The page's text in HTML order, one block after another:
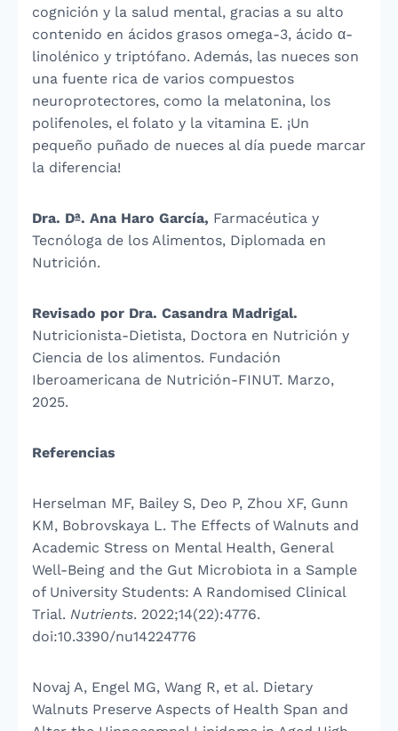
cognición y la salud mental, gracias a su alto
contenido en ácidos grasos omega-3, ácido α-
linolénico y triptófano. Además, las nueces son
una fuente rica de varios compuestos
neuroprotectores, como la melatonina, los
polifenoles, el folato y la vitamina E. ¡Un
pequeño puñado de nueces al día puede marcar
la diferencia!
Dra. Dª. Ana Haro García, Farmacéutica y
Tecnóloga de los Alimentos, Diplomada en
Nutrición.
Revisado por Dra. Casandra Madrigal.
Nutricionista-Dietista, Doctora en Nutrición y
Ciencia de los alimentos. Fundación
Iberoamericana de Nutrición-FINUT. Marzo,
2025.
Referencias
Herselman MF, Bailey S, Deo P, Zhou XF, Gunn
KM, Bobrovskaya L. The Effects of Walnuts and
Academic Stress on Mental Health, General
Well-Being and the Gut Microbiota in a Sample
of University Students: A Randomised Clinical
Trial. Nutrients. 2022;14(22):4776.
doi:10.3390/nu14224776
Novaj A, Engel MG, Wang R, et al. Dietary
Walnuts Preserve Aspects of Health Span and